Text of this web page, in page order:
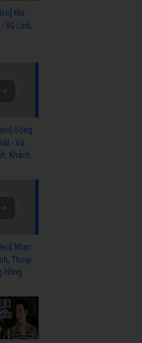
Khi
Vũ Linh,
Sóng
- Vũ
Khánh
Nhạc
Thoại
Hồng